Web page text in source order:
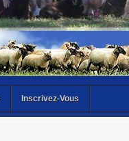
Inscrivez-Vous